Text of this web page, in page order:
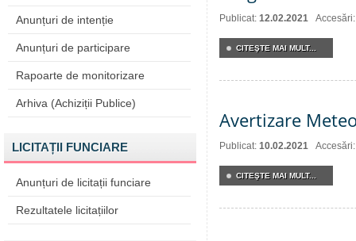
Anunțuri de intenție
Anunțuri de participare
Rapoarte de monitorizare
Arhiva (Achiziții Publice)
LICITAȚII FUNCIARE
Anunțuri de licitații funciare
Rezultatele licitațiilor
Publicat: 12.02.2021
CITEŞTE MAI MULT...
Avertizare
Publicat: 10.02.2021
CITEŞTE MAI MULT...